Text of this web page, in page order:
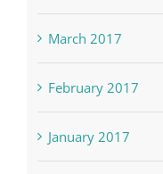
March 2017
February 2017
January 2017